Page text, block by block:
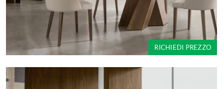
RICHIEDI PREZZO